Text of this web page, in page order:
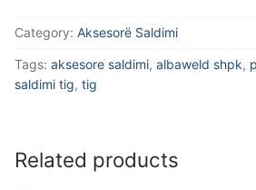
Category: Aksesorë Saldimi
Tags: aksesore saldimi, albaweld shpk,
saldimi tig, tig
Related products